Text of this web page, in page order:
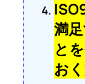
満
と
お